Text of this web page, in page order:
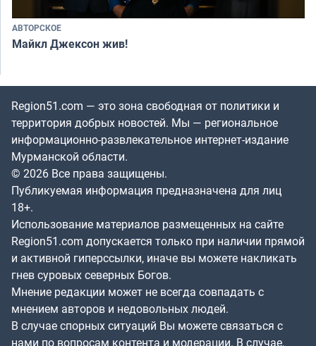
АВТОРСКОЕ
Майкл Джексон жив!
Region51.com — это зона свободная от политики и
территория добрых новостей. Мы — региональное
информационно-развлекательное интернет-издание
Мурманской области.
© 2026 Все права защищены.
Публикуемая информация предназначена для лиц
18+.
Использование материалов размещенных на сайте
Region51.com допускается только при наличии прямой
и активной гиперссылки, иначе вы можете накликать
гнев суровых северных Богов.
Мнение редакции может не всегда совпадать с
мнением авторов и недовольных людей.
В случае спорных ситуаций Вы можете связаться с
нами по вопросам контента и модерации. В случае,